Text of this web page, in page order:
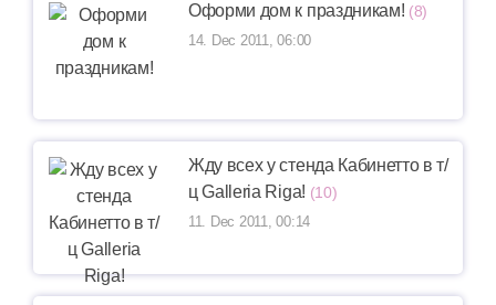
Оформи дом к праздникам! (8)
14. Dec 2011, 06:00
Жду всех у стенда Кабинетто в т/
ц Galleria Riga! (10)
11. Dec 2011, 00:14